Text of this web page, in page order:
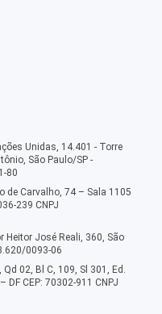
Unidas, 14.401 - Torre
São Paulo/SP -
80
de Carvalho, 74 – Sala 1105
239 CNPJ
Heitor José Reali, 360, São
0093-06
02, Bl C, 109, Sl 301, Ed.
CEP: 70302-911 CNPJ